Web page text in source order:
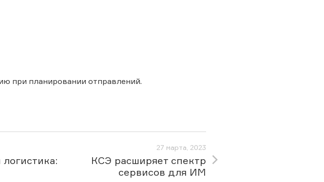
при планировании отправлений.
27 марта, 2023
КСЭ расширяет спектр
сервисов для ИМ